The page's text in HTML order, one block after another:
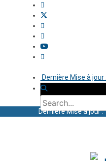
Dernière Mise à
Dernière Mise à jour